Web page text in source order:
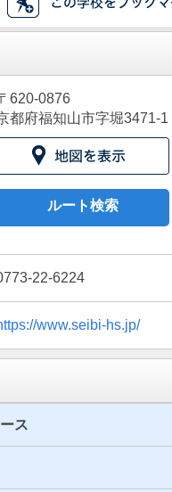
た学校
620-0876
都府福知山市字堀3471-1
ルート検索
22-6224
www.seibi-hs.jp/
ス